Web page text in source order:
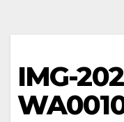
IMG-